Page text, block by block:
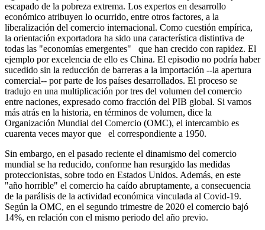
escapado de la pobreza extrema. Los expertos en desarrollo
económico atribuyen lo ocurrido, entre otros factores, a la
liberalización del comercio internacional. Como cuestión empírica,
la orientación exportadora ha sido una característica distintiva de
todas las "economías emergentes" que han crecido con rapidez. El
ejemplo por excelencia de ello es China. El episodio no podría haber
sucedido sin la reducción de barreras a la importación --la apertura
comercial-- por parte de los países desarrollados. El proceso se
tradujo en una multiplicación por tres del volumen del comercio
entre naciones, expresado como fracción del PIB global. Si vamos
más atrás en la historia, en términos de volumen, dice la
Organización Mundial del Comercio (OMC), el intercambio es
cuarenta veces mayor que el correspondiente a 1950.
Sin embargo, en el pasado reciente el dinamismo del comercio
mundial se ha reducido, conforme han resurgido las medidas
proteccionistas, sobre todo en Estados Unidos. Además, en este
"año horrible" el comercio ha caído abruptamente, a consecuencia
de la parálisis de la actividad económica vinculada al Covid-19.
Según la OMC, en el segundo trimestre de 2020 el comercio bajó
14%, en relación con el mismo periodo del año previo.